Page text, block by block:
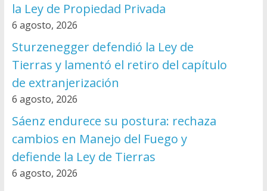
la Ley de Propiedad Privada
6 agosto, 2026
Sturzenegger defendió la Ley de
Tierras y lamentó el retiro del capítulo
de extranjerización
6 agosto, 2026
Sáenz endurece su postura: rechaza
cambios en Manejo del Fuego y
defiende la Ley de Tierras
6 agosto, 2026